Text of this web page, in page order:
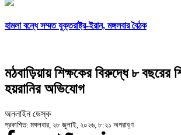
হামলা বন্ধে সম্মত যুক্তরাষ্ট্র-ইরান, মঙ্গলবার বৈঠক
মঠবাড়িয়ায় শিক্ষকের বিরুদ্ধে ৮ বছরের
হয়রানির অভিযোগ
অনলাইন ডেস্ক
প্রকাশিত: মঙ্গলবার, ২৮ জুলাই, ২০২৬, ৮:২১ অপরাহ্ণ